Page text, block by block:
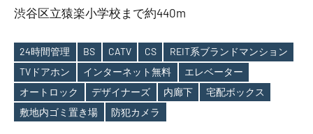
渋谷区立猿楽小学校まで約440m
Tags
24時間管理 BS CATV CS
REIT系ブランドマンション
TVドアホン
インターネット無料
エレベーター
オートロック
デザイナーズ 内廊下
宅配ボックス
敷地内ゴミ置き場
防犯カメラ